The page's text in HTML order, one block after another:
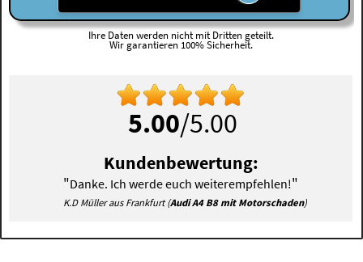
Ihre Daten werden nicht mit Dritten geteilt.
Wir garantieren 100% Sicherheit.
5.00/5.00
Kundenbewertung:
"Danke. Ich werde euch weiterempfehlen!"
K.D Müller aus Frankfurt (Audi A4 B8 mit Motorschaden)